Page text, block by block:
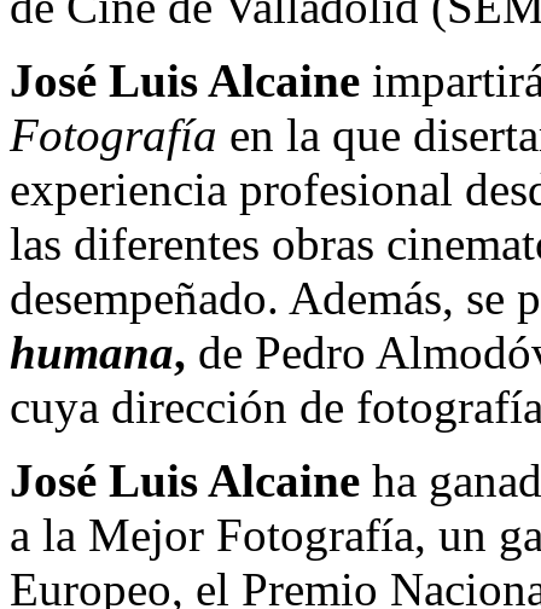
José Luis Alcaine
Fotografía en la que
experiencia profesional
las diferentes obras
desempeñado. Además,
humana, de Pedro
cuya dirección de
José Luis Alcaine ha
a la Mejor Fotografía, un
Europeo, el Premio